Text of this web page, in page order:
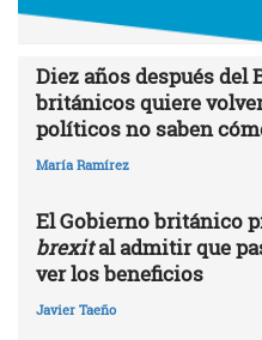
Diez años después del
británicos quiere
políticos no saben
María Ramírez
El Gobierno británico
brexital admitir que
ver los beneficios
Javier Taeño